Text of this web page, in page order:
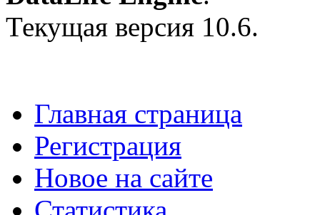
Текущая версия 10.6.
Главная страница
Регистрация
Новое на сайте